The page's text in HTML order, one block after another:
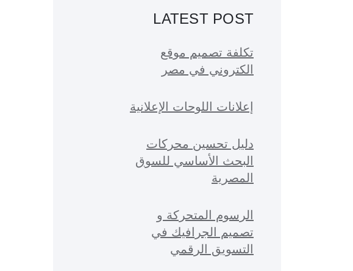
LATEST POST
تكلفة تصميم موقع
الكتروني في مصر
إعلانات اللوحات الإعلانية
دليل تحسين محركات
البحث الأساسي للسوق
المصرية
الرسوم المتحركة و
تصميم الجرافيك في
التسويق الرقمي